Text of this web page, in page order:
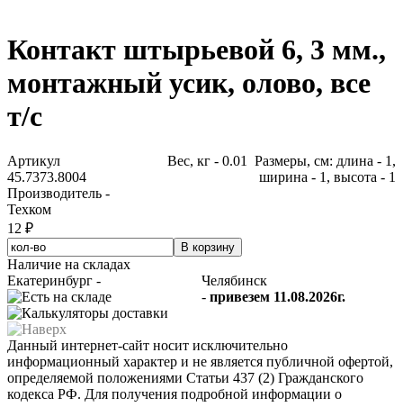
Контакт штырьевой 6, 3 мм.,
монтажный усик, олово, все
т/с
Артикул
45.7373.8004
Производитель -
Техком
Вес, кг - 0.01 Размеры, см: длина - 1,
ширина - 1, высота - 1
12 ₽
Наличие на складах
Екатеринбург -
Челябинск
- привезем 11.08.2026г.
Данный интернет-сайт носит исключительно
информационный характер и не является публичной офертой,
определяемой положениями Статьи 437 (2) Гражданского
кодекса РФ. Для получения подробной информации о